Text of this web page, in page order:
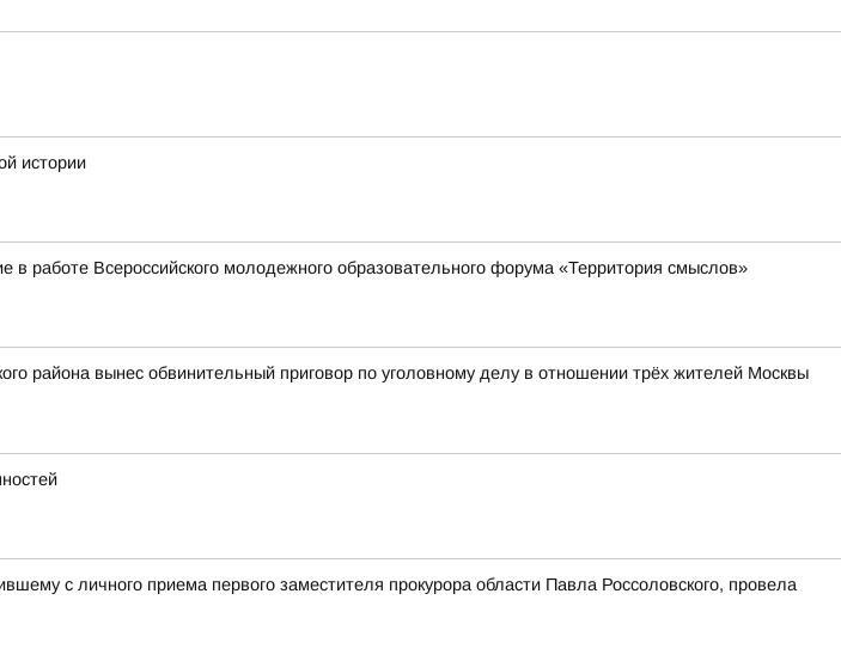
истории
в работе Всероссийского молодежного образовательного форума «Территория смыслов»
района вынес обвинительный приговор по уголовному делу в отношении трёх жителей Москвы
с личного приема первого заместителя прокурора области Павла Россоловского, провела